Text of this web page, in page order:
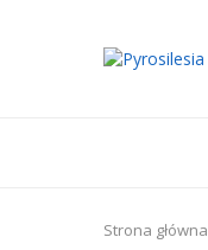
Strona główna